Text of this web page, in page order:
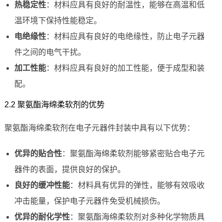
热稳定性：材料应具有良好的耐温性，能够在高温和低
温环境下保持性能稳定。
电绝缘性：材料应具有良好的电绝缘性，防止电子元器
件之间的电气干扰。
加工性能：材料应具有良好的加工性能，便于成型和装
配。
2.2 聚氨酯海绵柔软剂的优势
聚氨酯海绵柔软剂在电子元器件封装中具有以下优势：
优异的贴合性：聚氨酯海绵柔软剂能够紧密贴合电子元
器件的表面，提供良好的保护。
良好的缓冲性能：材料具有优异的弹性，能够有效吸收
冲击能量，保护电子元器件免受机械损伤。
优异的耐化学性：聚氨酯海绵柔软剂对多种化学物质具